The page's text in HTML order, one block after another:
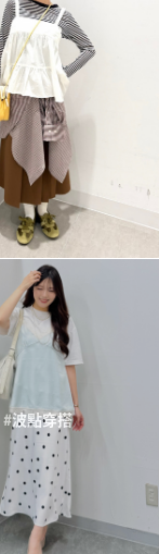
#波點穿搭